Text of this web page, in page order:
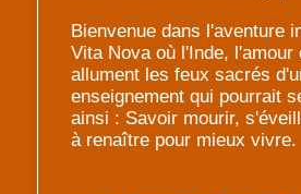
Bienvenue dans l'aventure
Vita Nova où l'Inde, l'amour
allument les feux sacrés
enseignement qui pourrait
ainsi : Savoir mourir,
à renaître pour mieux vivre.